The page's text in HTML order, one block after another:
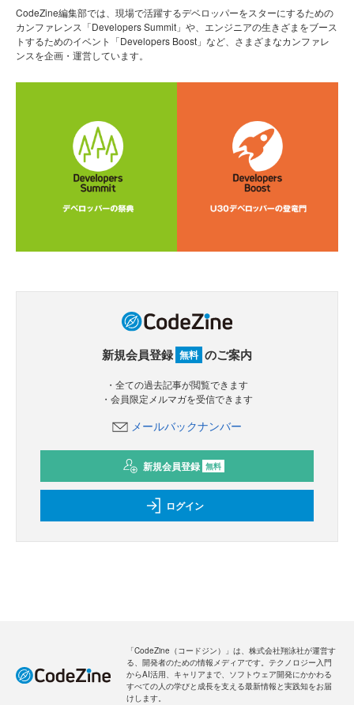
CodeZine編集部では、現場で活躍するデベロッパーをスターにするための
カンファレンス「Developers Summit」や、エンジニアの生きざまをブース
トするためのイベント「Developers Boost」など、さまざまなカンファレ
ンスを企画・運営しています。
新規会員登録 無料 のご案内
・全ての過去記事が閲覧できます
・会員限定メルマガを受信できます
メールバックナンバー
新規会員登録 無料
ログイン
「CodeZine（コードジン）」は、株式会社翔泳社が運営す
る、開発者のための情報メディアです。テクノロジー入門
からAI活用、キャリアまで、ソフトウェア開発にかかわる
すべての人の学びと成長を支える最新情報と実践知をお届
けします。